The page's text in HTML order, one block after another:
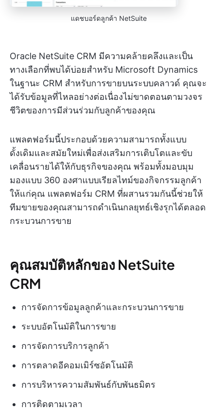
แดชบอร์ดลูกค้า NetSuite
Oracle NetSuite CRM มีความคล้ายคลึงและเป็น
ทางเลือกที่พบได้บ่อยสำหรับ Microsoft Dynamics
ในฐานะ CRM สำหรับการขายบนระบบคลาวด์ คุณจะ
ได้รับข้อมูลที่ไหลอย่างต่อเนื่องไม่ขาดตอนตามวงจร
ชีวิตของการมีส่วนร่วมกับลูกค้าของคุณ
แพลตฟอร์มนี้ประกอบด้วยความสามารถทั้งแบบ
ดั้งเดิมและสมัยใหม่เพื่อส่งเสริมการเติบโตและขับ
เคลื่อนรายได้ให้กับธุรกิจของคุณ พร้อมทั้งมอบมุม
มองแบบ 360 องศาแบบเรียลไทม์ของกิจกรรมลูกค้า
ให้แก่คุณ แพลตฟอร์ม CRM ที่ผสานรวมกันนี้ช่วยให้
ทีมขายของคุณสามารถดำเนินกลยุทธ์เชิงรุกได้ตลอด
กระบวนการขาย
คุณสมบัติหลักของ NetSuite
CRM
การจัดการข้อมูลลูกค้าและกระบวนการขาย
ระบบอัตโนมัติในการขาย
การจัดการบริการลูกค้า
การตลาดอีคอมเมิร์ซอัตโนมัติ
การบริหารความสัมพันธ์กับพันธมิตร
การติดตามเวลา